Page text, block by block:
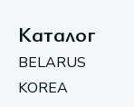
Каталог
BELARUS
KOREA